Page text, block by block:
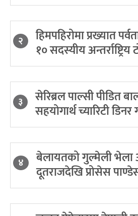
२ हिमपहिरोमा प्रख्यात
१० सदस्यीय
३ सेरिब्रल पाल्सी पीडित
सहयोगार्थ च्यारिटी डिनर
४ बेलायतको गुल्मेली भेला
दूतराजदेखि प्रोसेस